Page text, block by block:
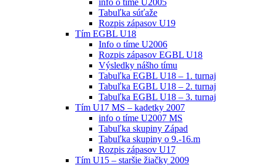
Tabuľka súťaže
Rozpis zápasov U19
Tím EGBL U18
Info o tíme U2006
Rozpis zápasov EGBL U18
Výsledky nášho tímu
Tabuľka EGBL U18 – 1. turnaj
Tabuľka EGBL U18 – 2. turnaj
Tabuľka EGBL U18 – 3. turnaj
Tím U17 MS – kadetky 2007
info o tíme U2007 MS
Tabuľka skupiny Západ
Tabuľka skupiny o 9.-16.m
Rozpis zápasov U17
Tím U15 – staršie žiačky 2009